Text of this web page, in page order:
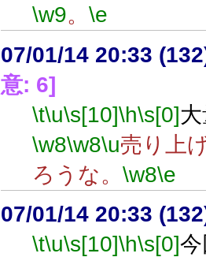
\w9。 \e
07/01/14 20:33
意: 6]
\t\u\s[10]\h\s[0]
\w8\w8\u売り上
ろうな。 \w8\e
07/01/14 20:33
\t\u\s[10]\h\s[0]